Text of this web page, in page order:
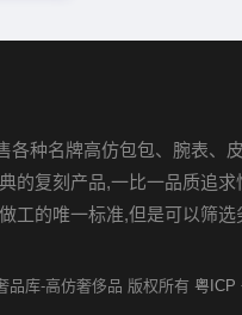
各种名牌高仿包包、腕表、
的复刻产品,一比一品质追
工的唯一标准,但是可以筛
品库-高仿奢侈品 版权所有 粤ICP